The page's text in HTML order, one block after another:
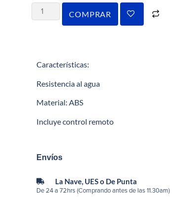
COMPRAR
Características:
Resistencia al agua
Material: ABS
Incluye control remoto
Envíos
La Nave, UES o De Punta
De 24 a 72hrs (Comprando antes de las 11.30am)